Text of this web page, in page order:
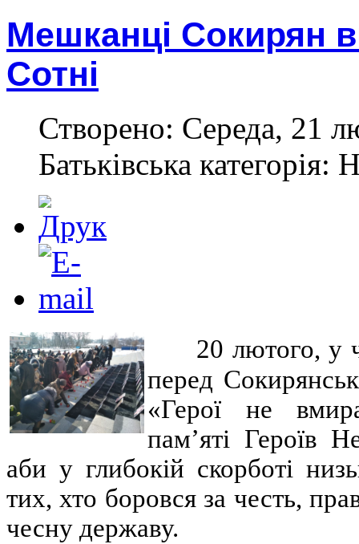
Мешканці Сокирян
Сотні
Створено: Середа, 21
Батьківська категорія:
20 лютого, у
перед
«Герої не
пам’яті Героїв
аби у глибокій скорботі
тих, хто боровся за честь,
чесну державу.